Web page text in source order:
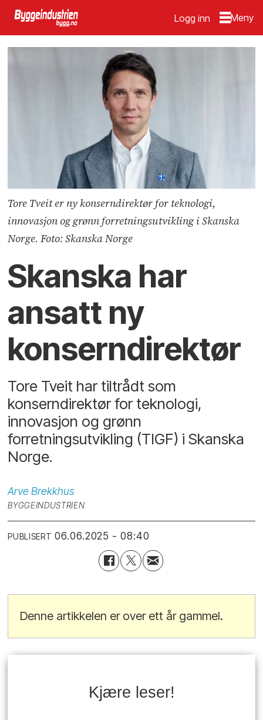
Logg inn
Tore Tveit er ny konserndirektør for teknologi,
innovasjon og grønn forretningsutvikling i Skanska
Norge. Foto: Skanska Norge
Skanska har
ansatt ny
konserndirektør
Tore Tveit har tiltrådt som
konserndirektør for teknologi,
innovasjon og grønn
forretningsutvikling (TIGF) i Skanska
Norge.
Arve Brekkhus
BYGGEINDUSTRIEN
PUBLISERT 06.06.2025 - 08:40
Denne artikkelen er over ett år gammel.
Kjære leser!